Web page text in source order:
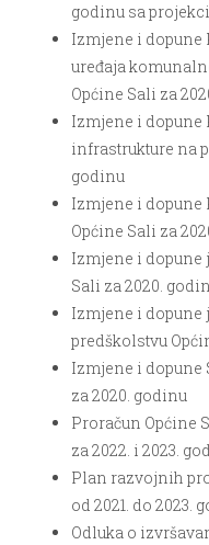
godinu sa
Izmjene i dopune
uređaja
Općine Sali za
Izmjene i dopune
infrastrukture na
godinu
Izmjene i dopune
Općine Sali za
Izmjene i dopune
Sali za 2020.
Izmjene i dopune
predškolstvu
Izmjene i dopune
za 2020. godinu
Proračun Općine
za 2022. i 2023.
Plan razvojnih
od 2021. do 2023.
Odluka o